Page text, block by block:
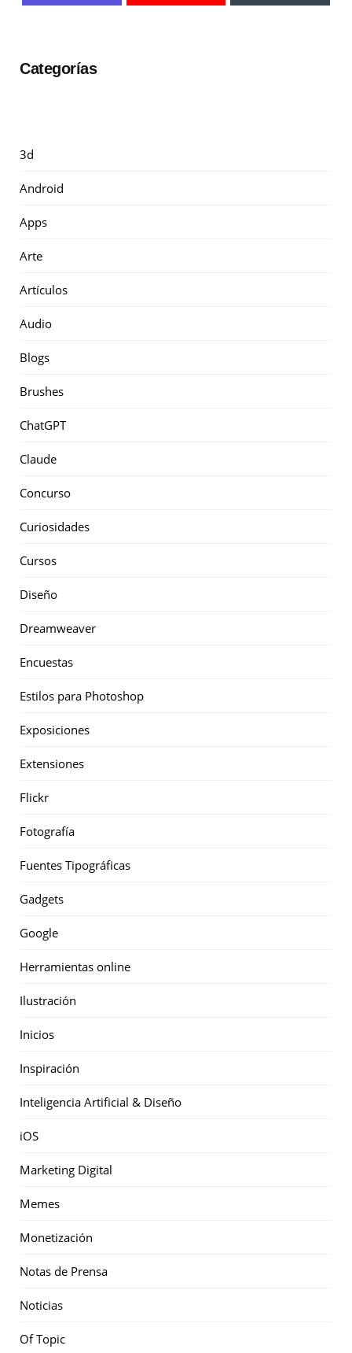
Categorías
3d
Android
Apps
Arte
Artículos
Audio
Blogs
Brushes
ChatGPT
Claude
Concurso
Curiosidades
Cursos
Diseño
Dreamweaver
Encuestas
Estilos para Photoshop
Exposiciones
Extensiones
Flickr
Fotografía
Fuentes Tipográficas
Gadgets
Google
Herramientas online
Ilustración
Inicios
Inspiración
Inteligencia Artificial & Diseño
iOS
Marketing Digital
Memes
Monetización
Notas de Prensa
Noticias
Of Topic